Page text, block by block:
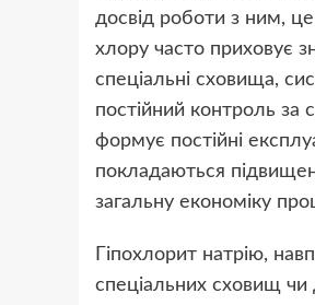
досвід роботи з ним, це
хлору часто приховує
спеціальні сховища,
постійний контроль за
формує постійні
покладаються
загальну економіку
Гіпохлорит натрію,
спеціальних сховищ чи